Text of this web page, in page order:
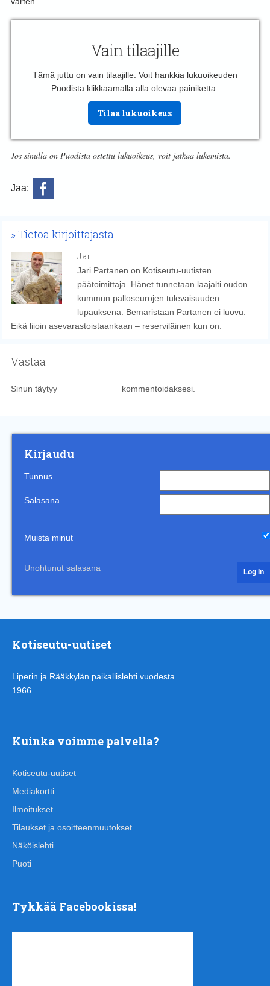
Vain tilaajille
Tämä juttu on vain tilaajille. Voit hankkia lukuoikeuden
Puodista klikkaamalla alla olevaa painiketta.
Tilaa lukuoikeus
Jos sinulla on Puodista ostettu lukuoikeus, voit jatkaa lukemista.
Jaa:
Tietoa kirjoittajasta
Jari
Jari Partanen on Kotiseutu-uutisten
päätoimittaja. Hänet tunnetaan laajalti oudon
kummun palloseurojen tulevaisuuden
lupauksena. Bemaristaan Partanen ei luovu.
Eikä liioin asevarastoistaankaan – reserviläinen kun on.
Vastaa
Sinun täytyy kommentoidaksesi.
Kirjaudu
Tunnus
Salasana
Muista minut
Unohtunut salasana
Kotiseutu-uutiset
Liperin ja Rääkkylän paikallislehti vuodesta
1966.
Kuinka voimme palvella?
Kotiseutu-uutiset
Mediakortti
Ilmoitukset
Tilaukset ja osoitteenmuutokset
Näköislehti
Puoti
Tykkää Facebookissa!